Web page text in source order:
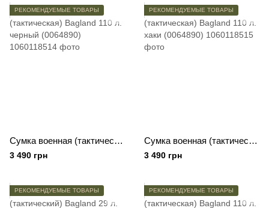
РЕКОМЕНДУЕМЫЕ ТОВАРЫ
Сумка военная (тактическая) Bagland 110 л. черный (0064890)
3 490 грн
РЕКОМЕНДУЕМЫЕ ТОВАРЫ
Сумка военная (тактическая) Bagland 110 л. хаки (0064890)
3 490 грн
РЕКОМЕНДУЕМЫЕ ТОВАРЫ РЕКОМЕНДУЕМЫЕ ТОВАРЫ